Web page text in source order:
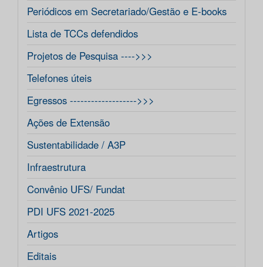
Periódicos em Secretariado/Gestão e E-books
Lista de TCCs defendidos
Projetos de Pesquisa ---->>>
Telefones úteis
Egressos ------------------->>>
Ações de Extensão
Sustentabilidade / A3P
Infraestrutura
Convênio UFS/ Fundat
PDI UFS 2021-2025
Artigos
Editais